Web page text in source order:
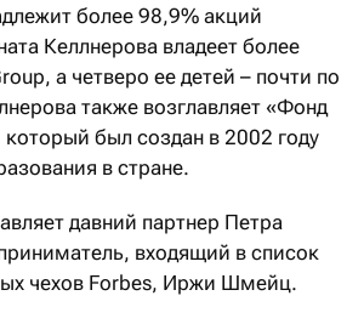
более 98,9% акций
Келлнерова владеет более
а четверо ее детей – почти по
также возглавляет «Фонд
был создан в 2002 году
в стране.
давний партнер Петра
входящий в список
чехов Forbes, Иржи Шмейц.